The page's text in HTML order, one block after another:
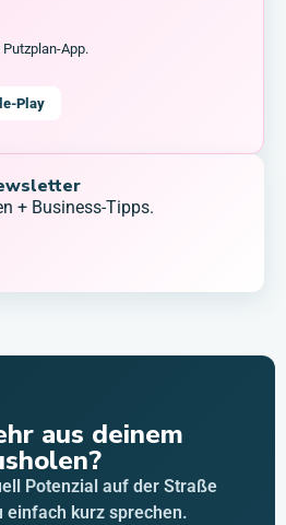
App.
Play
+ Business-Tipps.
aus deinem
Potenzial auf der Straße
einfach kurz sprechen.